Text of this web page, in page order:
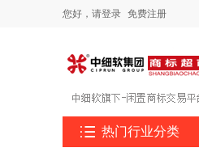
您好， 请登录 免费注册
 热门行业分类